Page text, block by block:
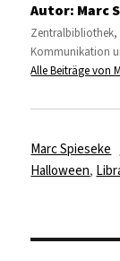
Autor: Marc
Zentralbibliothek,
Kommunikation
Alle Beiträge von
Autor
Marc Spieseke
Halloween,